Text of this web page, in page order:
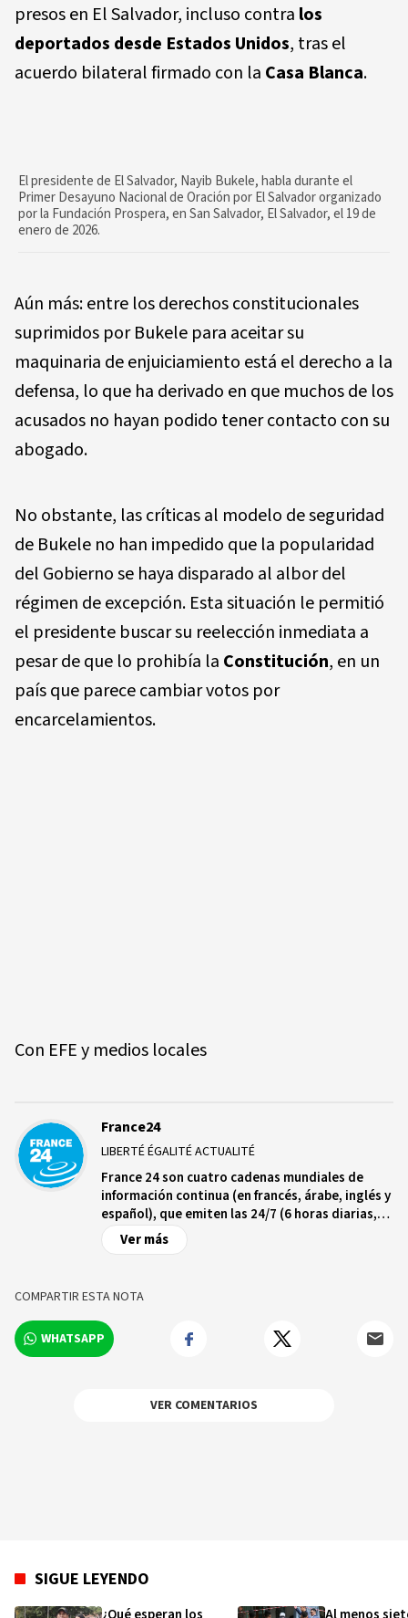
presos en El Salvador, incluso contra los
deportados desde Estados Unidos, tras el
acuerdo bilateral firmado con la Casa Blanca.
El presidente de El Salvador, Nayib Bukele, habla durante el
Primer Desayuno Nacional de Oración por El Salvador organizado
por la Fundación Prospera, en San Salvador, El Salvador, el 19 de
enero de 2026.
Aún más: entre los derechos constitucionales
suprimidos por Bukele para aceitar su
maquinaria de enjuiciamiento está el derecho a la
defensa, lo que ha derivado en que muchos de los
acusados no hayan podido tener contacto con su
abogado.
No obstante, las críticas al modelo de seguridad
de Bukele no han impedido que la popularidad
del Gobierno se haya disparado al albor del
régimen de excepción. Esta situación le permitió
el presidente buscar su reelección inmediata a
pesar de que lo prohibía la Constitución, en un
país que parece cambiar votos por
encarcelamientos.
Con EFE y medios locales
France24
LIBERTÉ ÉGALITÉ ACTUALITÉ
France 24 son cuatro cadenas mundiales de
información continua (en francés, árabe, inglés y
español), que emiten las 24/7 (6 horas diarias,
para la cadena en español) en 355 millones de
hogares en los 5 continentes.
Ver más
COMPARTIR ESTA NOTA
WHATSAPP
VER COMENTARIOS
SIGUE LEYENDO